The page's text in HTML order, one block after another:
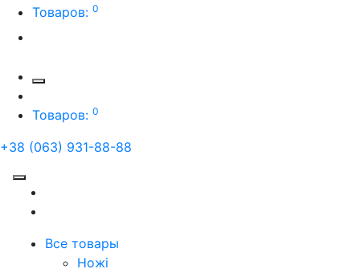
Товаров: 0
Товаров: 0
+38 (063) 931-88-88
Все товары
Ножі